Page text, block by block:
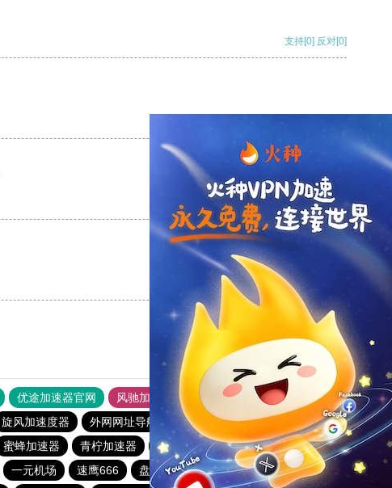
支持[0] 反对[0]
支持 [0] 反对 [0]
支持
优途加速器官网 风驰加速器
旋风加速器
旋风加速度器 外网网址导航 软件中心 雷霆加速
狂飙加速器
蜜蜂加速器 青柠加速器 月兔加速器
bluelayer加速器
一元机场 速鹰666 盘古加速器 海外梯子官网
gkd加速器